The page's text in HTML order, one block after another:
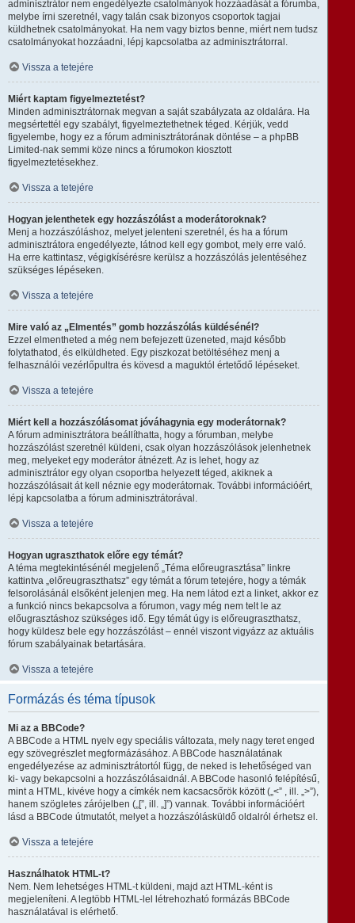
adminisztrátor nem engedélyezte csatolmányok hozzáadását a fórumba,
melybe írni szeretnél, vagy talán csak bizonyos csoportok tagjai
küldhetnek csatolmányokat. Ha nem vagy biztos benne, miért nem tudsz
csatolmányokat hozzáadni, lépj kapcsolatba az adminisztrátorral.
Vissza a tetejére
Miért kaptam figyelmeztetést?
Minden adminisztrátornak megvan a saját szabályzata az oldalára. Ha
megsértettél egy szabályt, figyelmeztethetnek téged. Kérjük, vedd
figyelembe, hogy ez a fórum adminisztrátorának döntése – a phpBB
Limited-nak semmi köze nincs a fórumokon kiosztott
figyelmeztetésekhez.
Vissza a tetejére
Hogyan jelenthetek egy hozzászólást a moderátoroknak?
Menj a hozzászóláshoz, melyet jelenteni szeretnél, és ha a fórum
adminisztrátora engedélyezte, látnod kell egy gombot, mely erre való.
Ha erre kattintasz, végigkísérésre kerülsz a hozzászólás jelentéséhez
szükséges lépéseken.
Vissza a tetejére
Mire való az „Elmentés” gomb hozzászólás küldésénél?
Ezzel elmentheted a még nem befejezett üzeneted, majd később
folytathatod, és elküldheted. Egy piszkozat betöltéséhez menj a
felhasználói vezérlőpultra és kövesd a maguktól értetődő lépéseket.
Vissza a tetejére
Miért kell a hozzászólásomat jóváhagynia egy moderátornak?
A fórum adminisztrátora beállíthatta, hogy a fórumban, melybe
hozzászólást szeretnél küldeni, csak olyan hozzászólások jelenhetnek
meg, melyeket egy moderátor átnézett. Az is lehet, hogy az
adminisztrátor egy olyan csoportba helyezett téged, akiknek a
hozzászólásait át kell néznie egy moderátornak. További információért,
lépj kapcsolatba a fórum adminisztrátorával.
Vissza a tetejére
Hogyan ugraszthatok előre egy témát?
A téma megtekintésénél megjelenő „Téma előreugrasztása” linkre
kattintva „előreugraszthatsz” egy témát a fórum tetejére, hogy a témák
felsorolásánál elsőként jelenjen meg. Ha nem látod ezt a linket, akkor ez
a funkció nincs bekapcsolva a fórumon, vagy még nem telt le az
előugrasztáshoz szükséges idő. Egy témát úgy is előreugraszthatsz,
hogy küldesz bele egy hozzászólást – ennél viszont vigyázz az aktuális
fórum szabályainak betartására.
Vissza a tetejére
Formázás és téma típusok
Mi az a BBCode?
A BBCode a HTML nyelv egy speciális változata, mely nagy teret enged
egy szövegrészlet megformázásához. A BBCode használatának
engedélyezése az adminisztrátortól függ, de neked is lehetőséged van
ki- vagy bekapcsolni a hozzászólásaidnál. A BBCode hasonló felépítésű,
mint a HTML, kivéve hogy a címkék nem kacsacsőrök között („<” , ill. „>”),
hanem szögletes zárójelben („[”, ill. „]”) vannak. További információért
lásd a BBCode útmutatót, melyet a hozzászólásküldő oldalról érhetsz el.
Vissza a tetejére
Használhatok HTML-t?
Nem. Nem lehetséges HTML-t küldeni, majd azt HTML-ként is
megjeleníteni. A legtöbb HTML-lel létrehozható formázás BBCode
használatával is elérhető.